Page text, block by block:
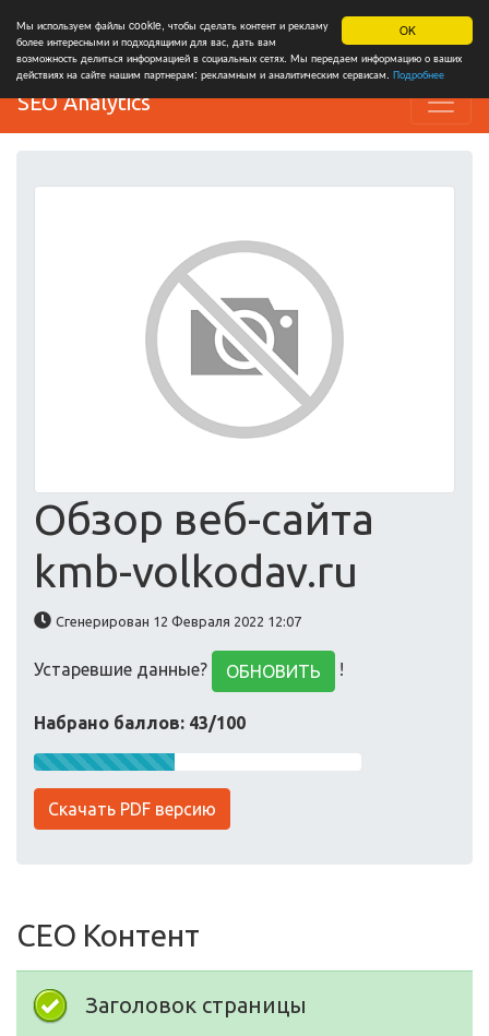
OK
Мы используем файлы cookie, чтобы сделать контент и рекламу
более интересными и подходящими для вас, дать вам
возможность делиться информацией в социальных сетях. Мы передаем информацию о ваших
действиях на сайте нашим партнерам: рекламным и аналитическим сервисам. Подробнее
SEO Analytics
Обзор веб-сайта
kmb-volkodav.ru
Сгенерирован 12 Февраля 2022 12:07
Устаревшие данные? ОБНОВИТЬ !
Набрано баллов: 43/100
Скачать PDF версию
СЕО Контент
Заголовок страницы